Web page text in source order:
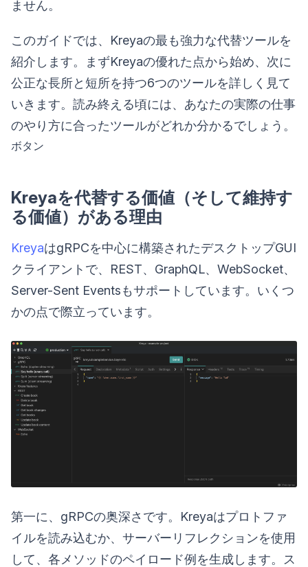
ません。
このガイドでは、Kreyaの最も強力な代替ツールを
紹介します。まずKreyaの優れた点から始め、次に
公正な長所と短所を持つ6つのツールを詳しく見て
いきます。読み終える頃には、あなたの実際の仕事
のやり方に合ったツールがどれか分かるでしょう。
ボタン
Kreyaを代替する価値（そして維持す
る価値）がある理由
KreyaはgRPCを中心に構築されたデスクトップGUI
クライアントで、REST、GraphQL、WebSocket、
Server-Sent Eventsもサポートしています。いくつ
かの点で際立っています。
第一に、gRPCの奥深さです。Kreyaはプロトファ
イルを読み込むか、サーバーリフレクションを使用
して、各メソッドのペイロード例を生成します。ス